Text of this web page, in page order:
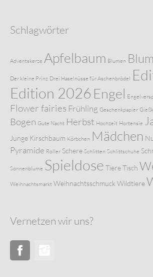
Schlagwörter
Adventskerze Apfelbaum Blumen
Der kleine Prinz Drei Haselnüsse für Aschenbrödel
Edition 2026 Engel
Flower fairies Frühling Geschenkpapier
Bogen Gute Nacht Herbst Hochzeit Hortensie
Junge Kirschbaum Körbchen Mädchen
Pyramide Roller Schere Schlitten Schlittschuhe
Sonnenblume Spieldose TiereTisch
Weihnachtsmarkt Weihnachtsschmuck Wildtiere
Vernetzen wir uns?